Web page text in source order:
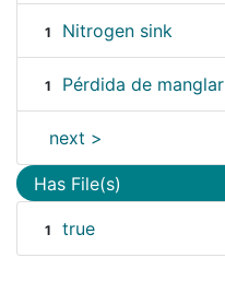
1 Nitrogen sink
1 Pérdida de manglar
next >
Has File(s)
1 true